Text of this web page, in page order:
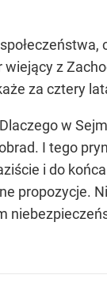
wiejący z
za cztery
w
I tego
i do
propozycje.